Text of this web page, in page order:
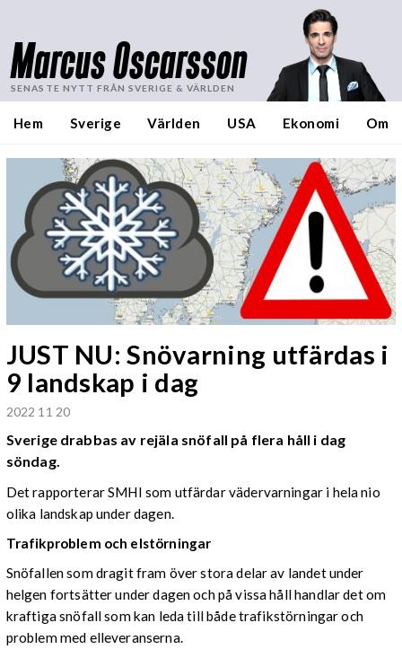
Marcus Oscarsson
SENASTE NYTT FRÅN SVERIGE & VÄRLDEN
Hem Sverige Världen USA Ekonomi Om
JUST NU: Snövarning utfärdas i
9 landskap i dag
2022 11 20
Sverige drabbas av rejäla snöfall på flera håll i dag
söndag.
Det rapporterar SMHI som utfärdar vädervarningar i hela nio
olika landskap under dagen.
Trafikproblem och elstörningar
Snöfallen som dragit fram över stora delar av landet under
helgen fortsätter under dagen och på vissa håll handlar det om
kraftiga snöfall som kan leda till både trafikstörningar och
problem med elleveranserna.